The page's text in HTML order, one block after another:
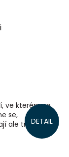
DETAIL
ve kterém se
se,
ale trochu